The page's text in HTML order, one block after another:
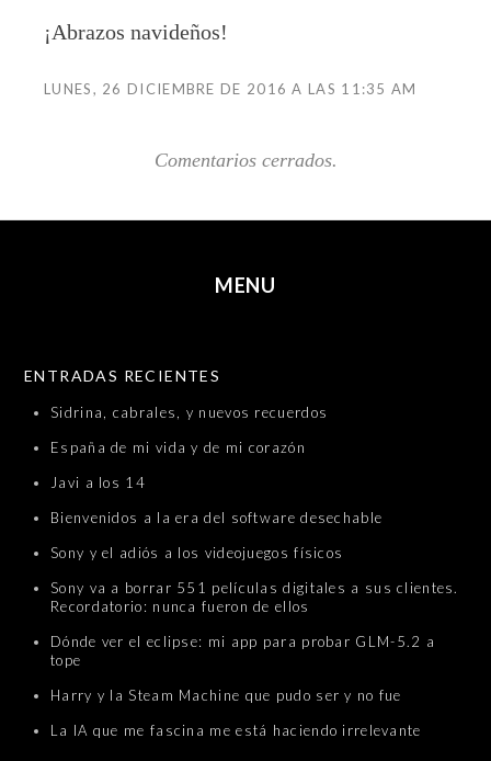
¡Abrazos navideños!
LUNES, 26 DICIEMBRE DE 2016 A LAS 11:35 AM
Comentarios cerrados.
MENU
ENTRADAS RECIENTES
Sidrina, cabrales, y nuevos recuerdos
España de mi vida y de mi corazón
Javi a los 14
Bienvenidos a la era del software desechable
Sony y el adiós a los videojuegos físicos
Sony va a borrar 551 películas digitales a sus clientes.
Recordatorio: nunca fueron de ellos
Dónde ver el eclipse: mi app para probar GLM-5.2 a
tope
Harry y la Steam Machine que pudo ser y no fue
La IA que me fascina me está haciendo irrelevante